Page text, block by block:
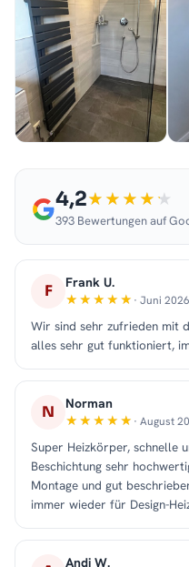
4,2
393 Bewertungen auf
F Frank U.
· Juni 2026
Wir sind sehr zufrieden mit
alles sehr gut funktioniert,
N Norman
· August
Super Heizkörper, schnelle
Beschichtung sehr
Montage und gut
immer wieder für Design-
Andi W.